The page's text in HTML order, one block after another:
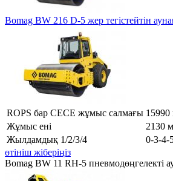
Bomag BW 216 D-5 жер тегістейтін
ROPS бар CECE жұмыс салмағы 15990
Жұмыс ені
2130
Жылдамдық 1/2/3/4
0-3-4-
өтініш жіберіңіз
Bomag BW 11 RH-5 пневмодөңгелекті